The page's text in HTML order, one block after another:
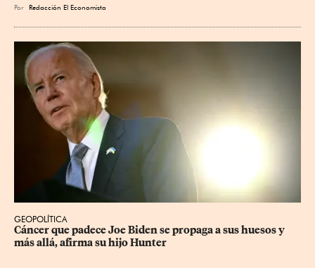
Por Redacción El Economista
GEOPOLÍTICA
Cáncer que padece Joe Biden se propaga a sus huesos y
más allá, afirma su hijo Hunter